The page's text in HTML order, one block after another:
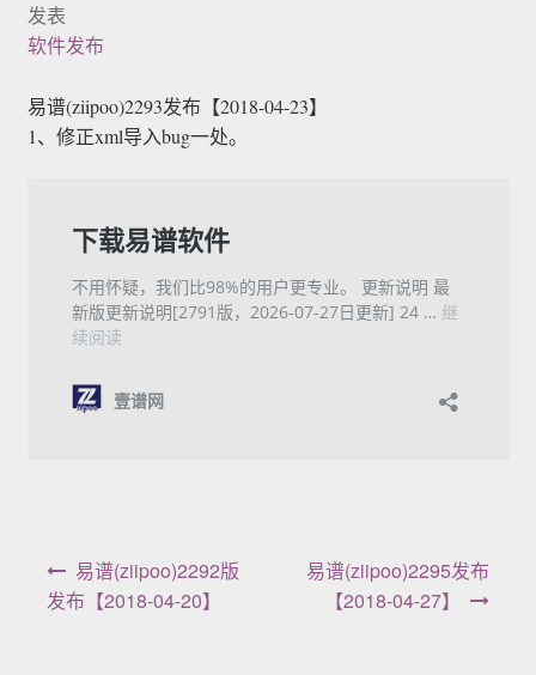
发表
软件发布
易谱(ziipoo)2293发布【2018-04-23】
1、修正xml导入bug一处。
文章导航易谱(ziipoo)2292版
发布【2018-04-20】
易谱(ziipoo)2295发布
【2018-04-27】